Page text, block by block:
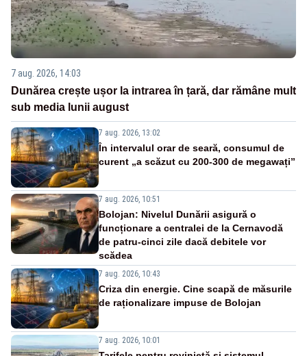
7 aug. 2026, 14:03
Dunărea crește ușor la intrarea în țară, dar rămâne mult
sub media lunii august
7 aug. 2026, 13:02
În intervalul orar de seară, consumul de
curent „a scăzut cu 200-300 de megawați”
7 aug. 2026, 10:51
Bolojan: Nivelul Dunării asigură o
funcționare a centralei de la Cernavodă
de patru-cinci zile dacă debitele vor
scădea
7 aug. 2026, 10:43
Criza din energie. Cine scapă de măsurile
de raționalizare impuse de Bolojan
7 aug. 2026, 10:01